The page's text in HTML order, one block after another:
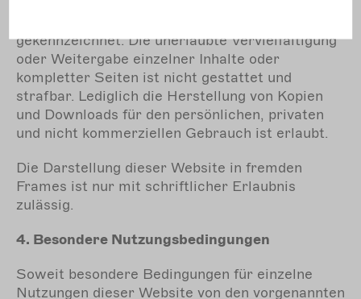
gekennzeichnet. Die unerlaubte Vervielfältigung
oder Weitergabe einzelner Inhalte oder
kompletter Seiten ist nicht gestattet und
strafbar. Lediglich die Herstellung von Kopien
und Downloads für den persönlichen, privaten
und nicht kommerziellen Gebrauch ist erlaubt.
Die Darstellung dieser Website in fremden
Frames ist nur mit schriftlicher Erlaubnis
zulässig.
4. Besondere Nutzungsbedingungen
Soweit besondere Bedingungen für einzelne
Nutzungen dieser Website von den vorgenannten